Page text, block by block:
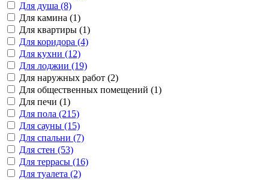
Для душа (8)
Для камина (1)
Для квартиры (1)
Для коридора (4)
Для кухни (12)
Для лоджии (19)
Для наружных работ (2)
Для общественных помещений (1)
Для печи (1)
Для пола (215)
Для сауны (15)
Для спальни (7)
Для стен (53)
Для террасы (16)
Для туалета (2)